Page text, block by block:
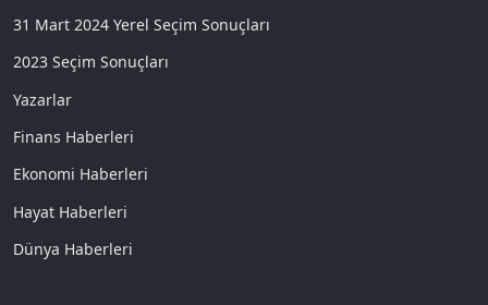
31 Mart 2024 Yerel Seçim Sonuçları
2023 Seçim Sonuçları
Yazarlar
Finans Haberleri
Ekonomi Haberleri
Hayat Haberleri
Dünya Haberleri